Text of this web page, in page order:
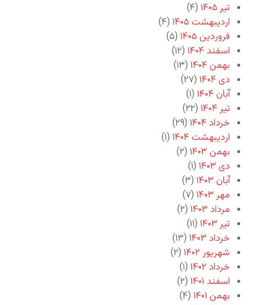
تیر ۱۴۰۵
(۴)
اردیبهشت ۱۴۰۵
(۴)
فروردین ۱۴۰۵
(۵)
اسفند ۱۴۰۴
(۱۲)
بهمن ۱۴۰۴
(۱۳)
دی ۱۴۰۴
(۲۷)
آبان ۱۴۰۴
(۱)
تیر ۱۴۰۴
(۲۲)
خرداد ۱۴۰۴
(۲۹)
اردیبهشت ۱۴۰۴
(۱)
بهمن ۱۴۰۳
(۲)
دی ۱۴۰۳
(۱)
آبان ۱۴۰۳
(۳)
مهر ۱۴۰۳
(۷)
مرداد ۱۴۰۳
(۲)
تیر ۱۴۰۳
(۱۱)
خرداد ۱۴۰۳
(۱۳)
شهریور ۱۴۰۲
(۲)
خرداد ۱۴۰۲
(۱)
اسفند ۱۴۰۱
(۲)
بهمن ۱۴۰۱
(۴)